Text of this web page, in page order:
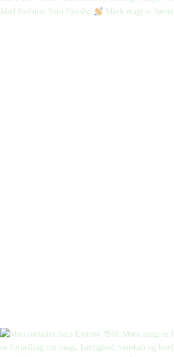
Mød forfatter Sara Ejersbo Mørk magi er første